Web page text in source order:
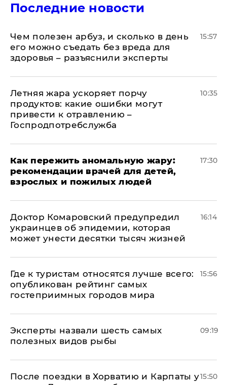
Последние новости
Чем полезен арбуз, и сколько в день
его можно съедать без вреда для
здоровья – разъяснили эксперты
15:57
Летняя жара ускоряет порчу
продуктов: какие ошибки могут
привести к отравлению –
Госпродпотребслужба
10:35
Как пережить аномальную жару:
рекомендации врачей для детей,
взрослых и пожилых людей
17:30
Доктор Комаровский предупредил
украинцев об эпидемии, которая
может унести десятки тысяч жизней
16:14
Где к туристам относятся лучше всего:
опубликован рейтинг самых
гостеприимных городов мира
15:56
Эксперты назвали шесть самых
полезных видов рыбы
09:19
После поездки в Хорватию и Карпаты у15:50